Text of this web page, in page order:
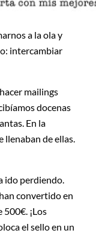
a la ola y
intercambiar
mailings
docenas
En la
llenaban de ellas.
ido perdiendo.
convertido en
¡Los
el sello en un